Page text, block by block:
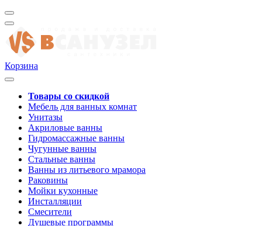
Корзина
Товары со скидкой
Мебель для ванных комнат
Унитазы
Акриловые ванны
Гидромассажные ванны
Чугунные ванны
Стальные ванны
Ванны из литьевого мрамора
Раковины
Мойки кухонные
Инсталляции
Смесители
Душевые программы